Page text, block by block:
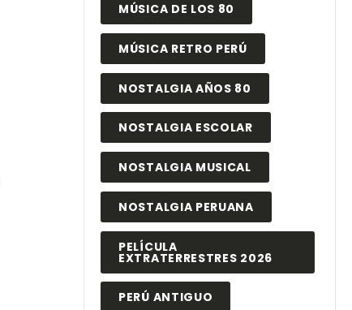
MÚSICA DE LOS 80
MÚSICA RETRO PERÚ
NOSTALGIA AÑOS 80
NOSTALGIA ESCOLAR
NOSTALGIA MUSICAL
NOSTALGIA PERUANA
PELÍCULA
EXTRATERRESTRES 2026
PERÚ ANTIGUO